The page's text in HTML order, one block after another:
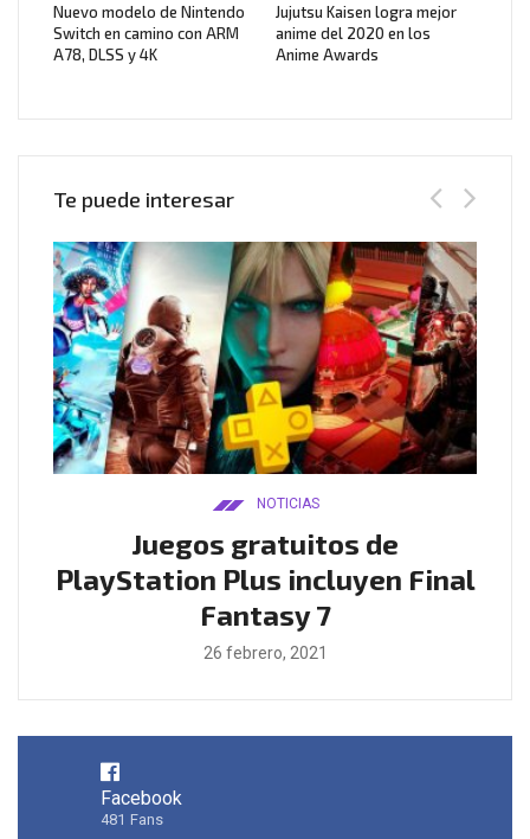
Nuevo modelo de Nintendo
Switch en camino con ARM
A78, DLSS y 4K
Jujutsu Kaisen logra mejor
anime del 2020 en los
Anime Awards
Te puede interesar
NOTICIAS
Juegos gratuitos de
PlayStation Plus incluyen Final
Fantasy 7
26 febrero, 2021
Facebook
481 Fans